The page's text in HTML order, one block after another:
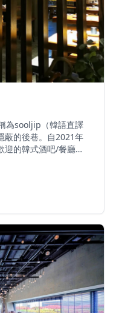
為sooljip（韓語直譯
蔽的後巷。自2021年
迎的韓式酒吧/餐廳之
，不接受預訂，每天
雞、海鮮煎餅和辣海
仔飯和韓式石鍋飯。
，提供正宗的韓式飲食
成為尋求輕鬆韓式料理